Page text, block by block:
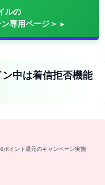
ルの
専用ページ＞
中は着信拒否機能
ポイント還元のキャンペーン実施